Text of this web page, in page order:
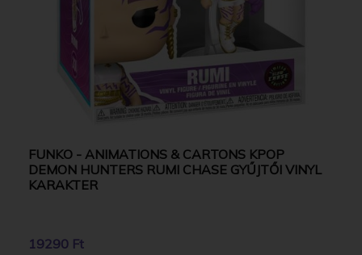
FUNKO - ANIMATIONS & CARTONS KPOP
DEMON HUNTERS RUMI CHASE GYŰJTŐI VINYL
KARAKTER
19290 Ft